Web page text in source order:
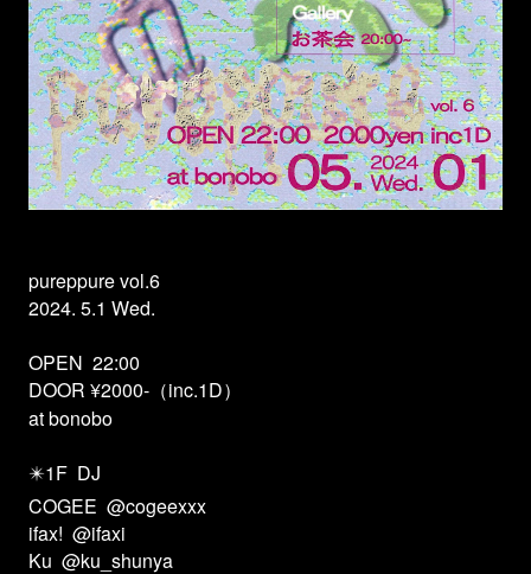
pureppure vol.6
2024. 5.1 Wed.
OPEN 22:00
DOOR ¥2000-（inc.1D）
at bonobo
✴️1F DJ
COGEE @cogeexxx
ifax! @ifaxi
Ku @ku_shunya